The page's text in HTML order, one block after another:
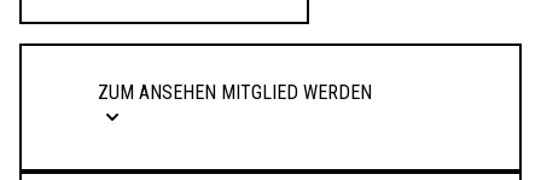
Zum Ansehen Mitglied werden